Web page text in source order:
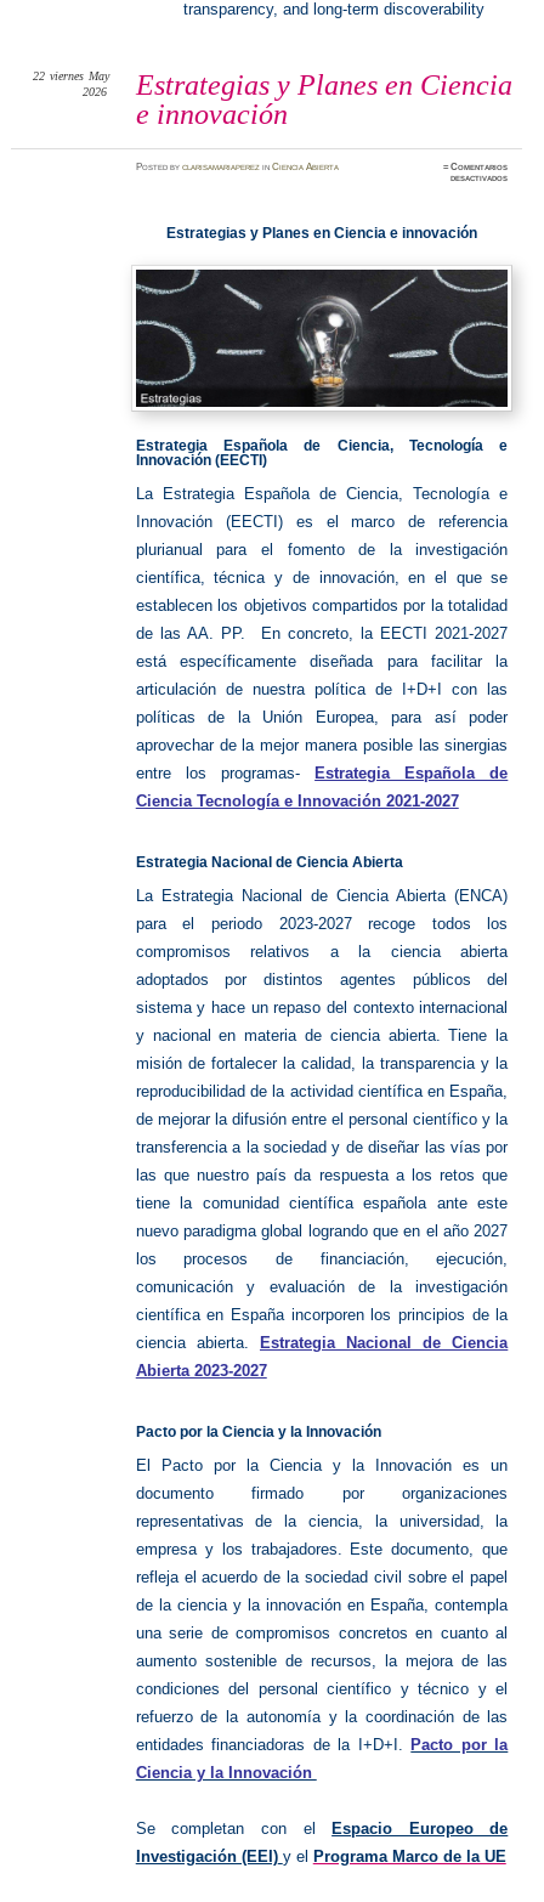
transparency, and long‑term discoverability
Estrategias y Planes en Ciencia
e innovación
22 viernes May
2026
Postedbyclarisamariaperez inCiencia Abierta ≈Comentarios
desactivadosen
Estrategias y Planes en Ciencia e innovación
Estrategia Española de Ciencia, Tecnología e
Innovación (EECTI)
La Estrategia Española de Ciencia, Tecnología e
Innovación (EECTI) es el marco de referencia
plurianual para el fomento de la investigación
científica, técnica y de innovación, en el que se
establecen los objetivos compartidos por la totalidad
de las AA. PP. En concreto, la EECTI 2021-2027
está específicamente diseñada para facilitar la
articulación de nuestra política de I+D+I con las
políticas de la Unión Europea, para así poder
aprovechar de la mejor manera posible las sinergias
entre los programas-
Estrategia Española de
Ciencia Tecnología e Innovación 2021-2027
Estrategia Nacional de Ciencia Abierta
La Estrategia Nacional de Ciencia Abierta (ENCA)
para el periodo 2023-2027 recoge todos los
compromisos relativos a la ciencia abierta
adoptados por distintos agentes públicos del
sistema y hace un repaso del contexto internacional
y nacional en materia de ciencia abierta. Tiene la
misión de fortalecer la calidad, la transparencia y la
reproducibilidad de la actividad científica en España,
de mejorar la difusión entre el personal científico y la
transferencia a la sociedad y de diseñar las vías por
las que nuestro país da respuesta a los retos que
tiene la comunidad científica española ante este
nuevo paradigma global logrando que en el año 2027
los procesos de financiación, ejecución,
comunicación y evaluación de la investigación
científica en España incorporen los principios de la
ciencia abierta.
Estrategia Nacional de Ciencia
Abierta 2023-2027
Pacto por la Ciencia y la Innovación
El Pacto por la Ciencia y la Innovación es un
documento firmado por organizaciones
representativas de la ciencia, la universidad, la
empresa y los trabajadores. Este documento, que
refleja el acuerdo de la sociedad civil sobre el papel
de la ciencia y la innovación en España, contempla
una serie de compromisos concretos en cuanto al
aumento sostenible de recursos, la mejora de las
condiciones del personal científico y técnico y el
refuerzo de la autonomía y la coordinación de las
entidades financiadoras de la I+D+I. Pacto por la
Ciencia y la Innovación
Se completan con el
Espacio Europeo de
Investigación (EEI) y el Programa Marco de la UE